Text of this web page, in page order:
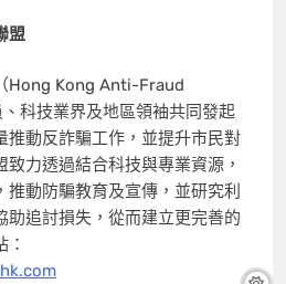
盟
Hong Kong Anti-Fraud
科技業界及地區領袖共同發起
推動反詐騙工作，並提升市民對
力透過結合科技與專業資源，
動防騙教育及宣傳，並研究利
助追討損失，從而建立更完善的